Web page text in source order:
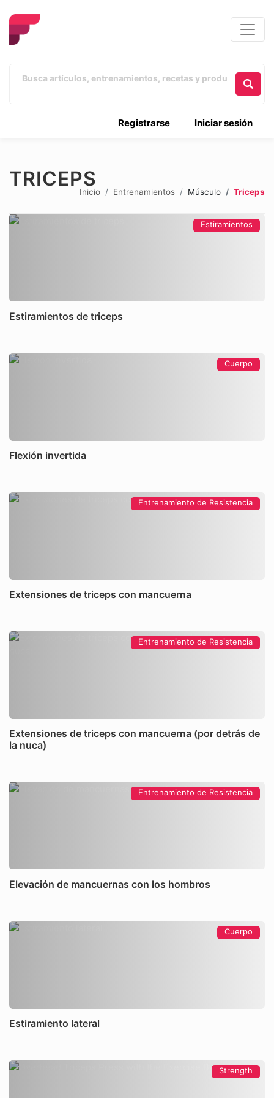
Iniciar sesión
Registrarse
TRICEPS
Inicio Entrenamientos Músculo Triceps
Estiramientos
Estiramientos de triceps
Cuerpo
Flexión invertida
Entrenamiento de Resistencia
Extensiones de triceps con mancuerna
Entrenamiento de Resistencia
Extensiones de triceps con mancuerna (por detrás de
la nuca)
Entrenamiento de Resistencia
Elevación de mancuernas con los hombros
Cuerpo
Estiramiento lateral
Strength